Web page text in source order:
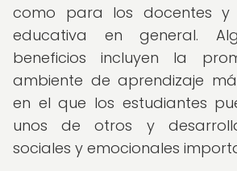
como para los docentes y
educativa en general.
beneficios incluyen la
ambiente de aprendizaje
en el que los estudiantes
unos de otros y
sociales y emocionales